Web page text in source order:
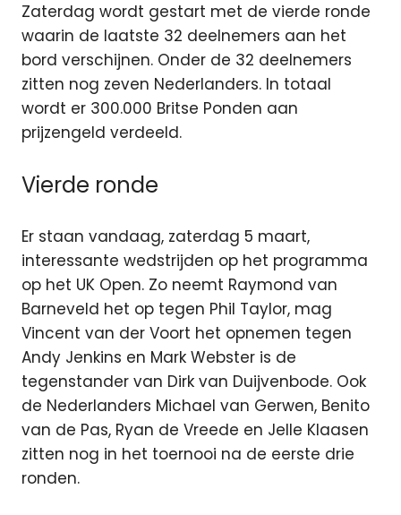
Zaterdag wordt gestart met de vierde ronde
waarin de laatste 32 deelnemers aan het
bord verschijnen. Onder de 32 deelnemers
zitten nog zeven Nederlanders. In totaal
wordt er 300.000 Britse Ponden aan
prijzengeld verdeeld.
Vierde ronde
Er staan vandaag, zaterdag 5 maart,
interessante wedstrijden op het programma
op het UK Open. Zo neemt Raymond van
Barneveld het op tegen Phil Taylor, mag
Vincent van der Voort het opnemen tegen
Andy Jenkins en Mark Webster is de
tegenstander van Dirk van Duijvenbode. Ook
de Nederlanders Michael van Gerwen, Benito
van de Pas, Ryan de Vreede en Jelle Klaasen
zitten nog in het toernooi na de eerste drie
ronden.